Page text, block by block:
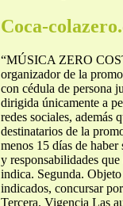
Coca-
“MÚSICA ZERO
organizador de la
con cédula de persona jurídica número 3-102-365167, con domicilio en La Uruca, 150mts este de la Plaza de Deportes. 1.2- La promoción está dirigida únicamente a personas mayores de edad que participan en las audiciones del Buque de Coca-Cola Zero y entren a las rodas de selección en redes sociales, además que residan en Costa Rica, siempre y cuando conozcan y cumplan con el presente Reglamento, en adelante denominados destinatarios de la promoción. El participante de la promoción deberá contar con pasaporte vigente y el carnet con la vacuna de la fiebre amarilla al menos 15 días de haber sido aplicada. Se entenderá que el destinatario de la promoción conoce y acepta voluntariamente las condiciones, obligaciones y responsabilidades que trae consigo la promoción y el reglamento con el sólo hecho de participar en la promoción según el procedimiento que aquí se indica. Segunda. Objeto de la Promoción El objeto de la presente promoción consiste en que el participante de la misma podrá, dentro de los plazos indicados, concursar por medio de audiciones y redes sociales con la mecánica que se defina en por el premio que se indica en el presente reglamento. Tercera. Vigencia Las audiciones, así como la promoción son por tiempo limitado. El período para participar en las audiciones será del día 24 de octubre a partir de las 16:00 horas hasta el al 9 de noviembre de 2013, dando inicio con las activaciones donde se encuentre el Buque Música Zero. El plazo para participar será del 24 de octubre al 9 de noviembre de 2013 y por medio de cuentas de twitter de Coca-Cola Zero y Coca-Cola FM se estará comunicando las